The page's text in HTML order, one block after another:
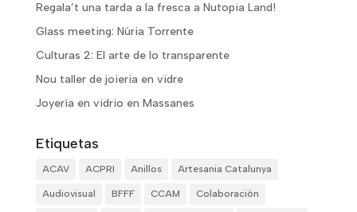
Regala’t una tarda a la fresca a Nutopia Land!
Glass meeting: Núria Torrente
Culturas 2: El arte de lo transparente
Nou taller de joieria en vidre
Joyería en vidrio en Massanes
Etiquetas
ACAV ACPRI Anillos Artesania Catalunya
Audiovisual BFFF CCAM Colaboración